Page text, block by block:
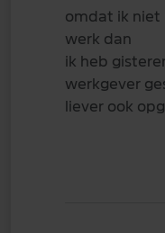
omdat ik niet
werk dan
ik heb
werkgever
liever ook